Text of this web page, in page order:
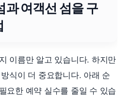
과 여객선 섬을 구
이름만 알고 있습니다. 하지만
식이 더 중요합니다. 아래 순
요한 예약 실수를 줄일 수 있습